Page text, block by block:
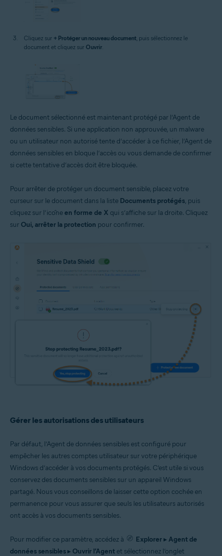
Cliquez sur + Protéger un nouveau document, puis sélectionnez le
document et cliquez sur Ouvrir.
Le document sélectionné est maintenant protégé par l’Agent de
données sensibles. Si une application non approuvée, un malware
ou un utilisateur non autorisé tente d’accéder à ce fichier, l’Agent de
données sensibles en bloque l’accès ou vous demande de confirmer
si cette tentative d’accès doit être bloquée.
Pour arrêter de protéger un document sensible, placez votre
curseur sur le document dans la liste Documents protégés, puis
cliquez sur l’icôneen forme de X qui s’affiche sur la droite. Cliquez
sur Oui, arrêter la protection pour confirmer.
Gérer les autorisations des utilisateurs
Par défaut, l’Agent de données sensibles est configuré pour
empêcher les autres comptes utilisateur sur votre périphérique
Windows d’accéder à vos documents protégés. C’est utile si vous
conservez des documents sensibles sur un appareil Windows
partagé. Nous vous conseillons de laisser cette option cochée en
permanence pour vous assurer que seuls les utilisateurs autorisés
ont accès à vos documents sensibles.
Pour modifier ce paramètre, accédez à Explorer▸Agent de
données sensibles▸ Ouvrir l’Agent et sélectionnez l’onglet